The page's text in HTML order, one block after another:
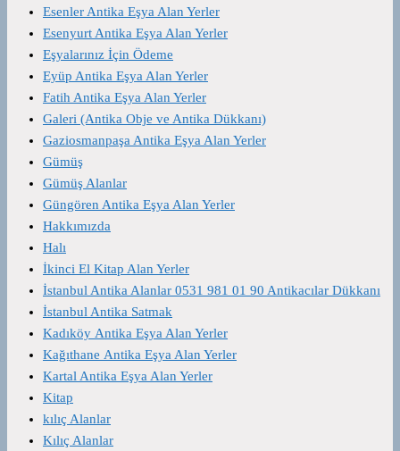
Esenler Antika Eşya Alan Yerler
Esenyurt Antika Eşya Alan Yerler
Eşyalarınız İçin Ödeme
Eyüp Antika Eşya Alan Yerler
Fatih Antika Eşya Alan Yerler
Galeri (Antika Obje ve Antika Dükkanı)
Gaziosmanpaşa Antika Eşya Alan Yerler
Gümüş
Gümüş Alanlar
Güngören Antika Eşya Alan Yerler
Hakkımızda
Halı
İkinci El Kitap Alan Yerler
İstanbul Antika Alanlar 0531 981 01 90 Antikacılar Dükkanı
İstanbul Antika Satmak
Kadıköy Antika Eşya Alan Yerler
Kağıthane Antika Eşya Alan Yerler
Kartal Antika Eşya Alan Yerler
Kitap
kılıç Alanlar
Kılıç Alanlar